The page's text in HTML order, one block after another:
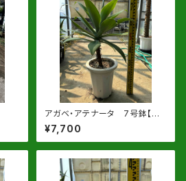
アガベ・アテナータ 7号鉢【同
等品】
¥7,700